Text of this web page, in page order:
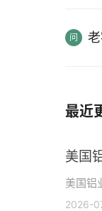
最近
美国
美国铝
2026-